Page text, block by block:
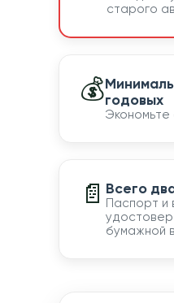
старого
💰годовых
Экономьте
📄 Всего
Паспорт и
бумажной